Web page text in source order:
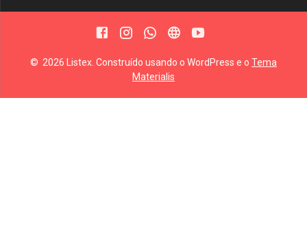
© 2026 Listex. Construído usando o WordPress e o Tema
Materialis